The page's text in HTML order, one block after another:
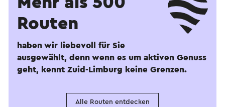
Routen
haben wir liebevoll für Sie
ausgewählt, denn wenn es um aktiven Genuss
geht, kennt Zuid-Limburg keine Grenzen.
Alle Routen entdecken